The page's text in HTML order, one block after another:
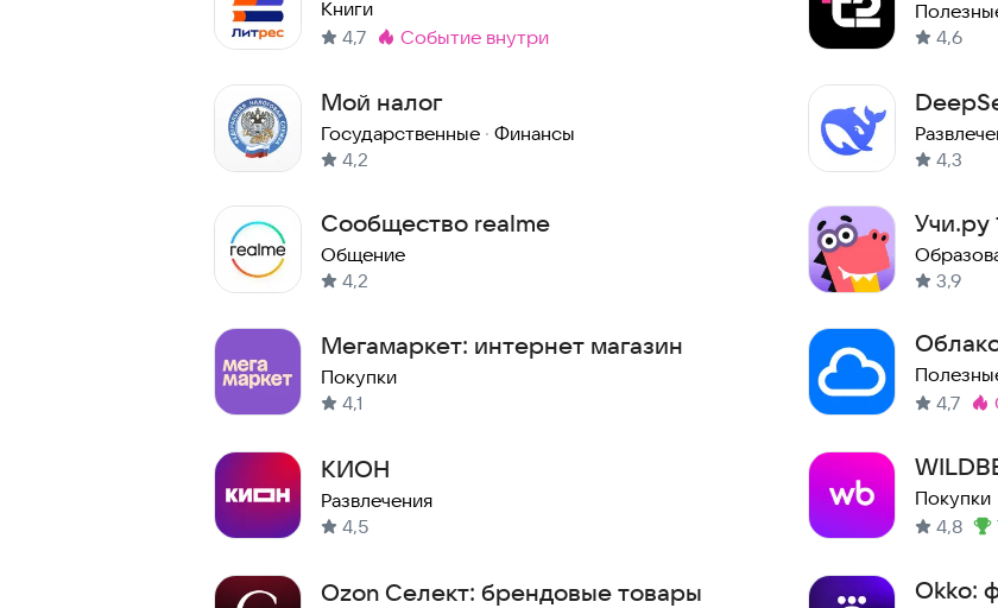
Книги
4,7
Метка:
событие внутри
4,6
Мой налог
Государственные · Финансы
4,2
на
4,3
Сообщество realme
Общение
4,2
Учи.ру
3,9
Мегамаркет: интернет магазин
Покупки
4,1
4,7
КИОН
Развлечения
4,5
Покупки
4,8
Ozon Селект: брендовые товары Okko: